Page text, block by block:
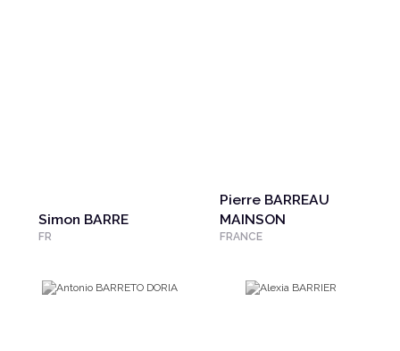
Simon BARRE
FR
Pierre BARREAU
MAINSON
FRANCE